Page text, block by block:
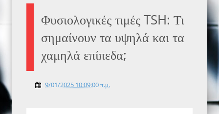
Φυσιολογικές τιμές TSH: Τι
σημαίνουν τα υψηλά και τα
χαμηλά επίπεδα;
9/01/2025 10:09:00 π.μ.